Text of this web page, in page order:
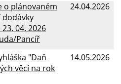
24.04.2026
o plánovaném
04. 2026
Pancíř
14.05.2026
"Daň
věcí na rok